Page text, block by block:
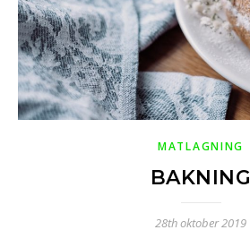
MATLAGNING
BAKNING
28th oktober 2019